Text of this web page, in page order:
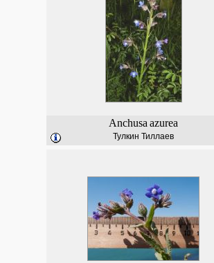
Anchusa azurea
Тулкин Тиллаев